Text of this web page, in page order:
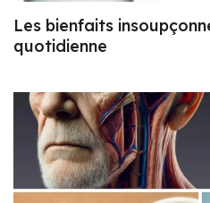
Les bienfaits
quotidienne